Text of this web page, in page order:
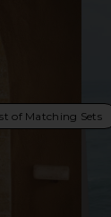
of Matching Sets